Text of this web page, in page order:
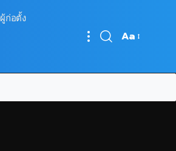
ก่อตั้ง
Font
Aa